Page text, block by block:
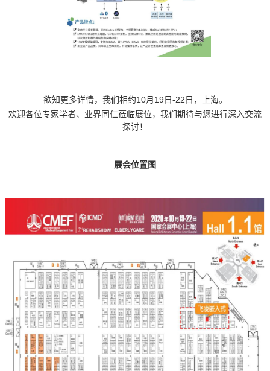
欲知更多详情，我们相约10月19日-22日，上海。
欢迎各位专家学者、业界同仁莅临展位，我们期待与您进行深入交流
探讨！
展会位置图